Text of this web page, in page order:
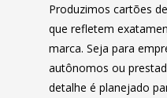
Produzimos cartões
que refletem
marca. Seja para
autônomos ou
detalhe é planejado